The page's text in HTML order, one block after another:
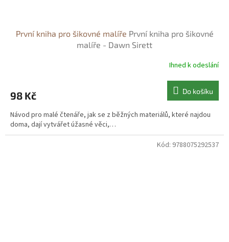
První kniha pro šikovné malíře První kniha pro šikovné
malíře - Dawn Sirett
Ihned k odeslání
98 Kč Do košíku
Návod pro malé čtenáře, jak se z běžných materiálů, které najdou
doma, dají vytvářet úžasné věci,…
Kód: 9788075292537